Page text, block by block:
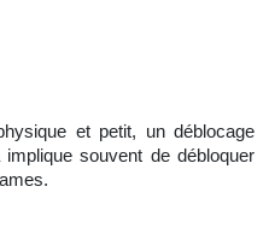
et petit, undéblocage
souvent de débloquer